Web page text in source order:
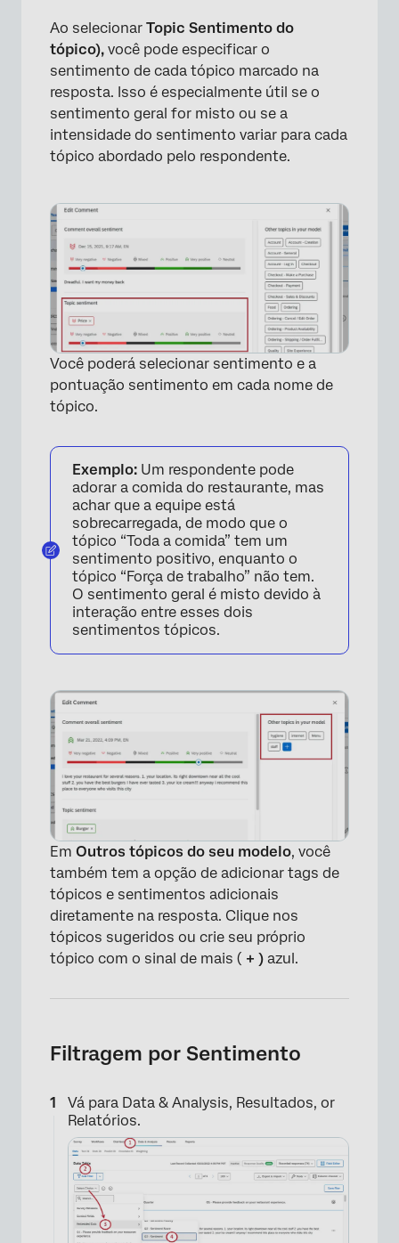
×
Ao selecionar Topic Sentimento do
tópico), você pode especificar o
sentimento de cada tópico marcado na
resposta. Isso é especialmente útil se o
sentimento geral for misto ou se a
intensidade do sentimento variar para cada
tópico abordado pelo respondente.
Você poderá selecionar sentimento e a
pontuação sentimento em cada nome de
tópico.
Exemplo: Um respondente pode
adorar a comida do restaurante, mas
achar que a equipe está
sobrecarregada, de modo que o
tópico “Toda a comida” tem um
sentimento positivo, enquanto o
tópico “Força de trabalho” não tem.
O sentimento geral é misto devido à
interação entre esses dois
sentimentos tópicos.
Em Outros tópicos do seu modelo, você
também tem a opção de adicionar tags de
tópicos e sentimentos adicionais
diretamente na resposta. Clique nos
tópicos sugeridos ou crie seu próprio
tópico com o sinal de mais ( + ) azul.
Filtragem por Sentimento
Vá para Data & Analysis, Resultados, or
Relatórios.